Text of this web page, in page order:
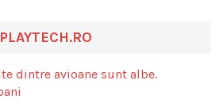
PLAYTECH.RO